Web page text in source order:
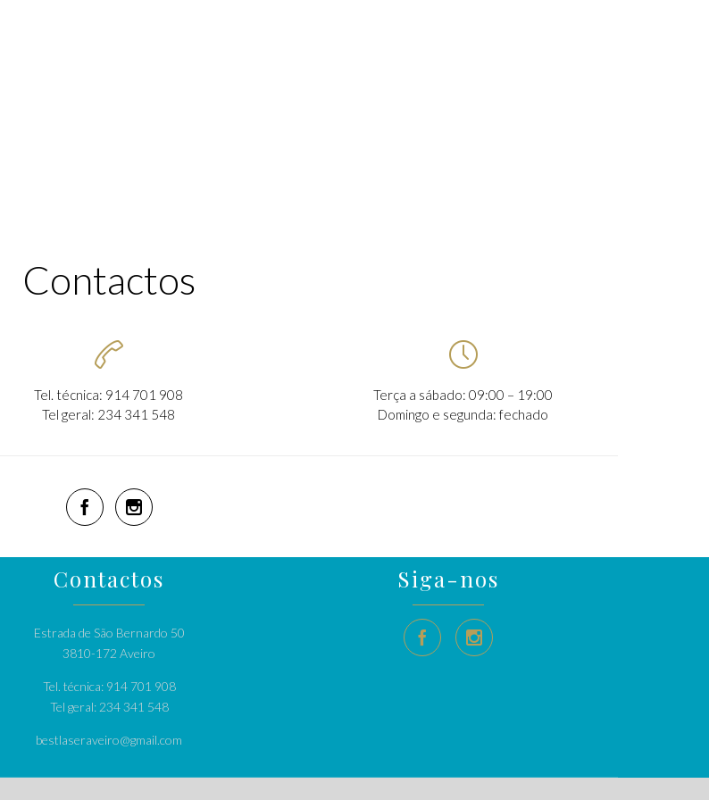
Contactos

Tel. técnica: 914 701 908
Tel geral: 234 341 548

Terça a sábado: 09:00 – 19:00
Domingo e segunda: fechado
 
Contactos
Estrada de São Bernardo 50
3810-172 Aveiro
Tel. técnica: 914 701 908
Tel geral: 234 341 548
bestlaseraveiro@gmail.com
Siga-nos
 